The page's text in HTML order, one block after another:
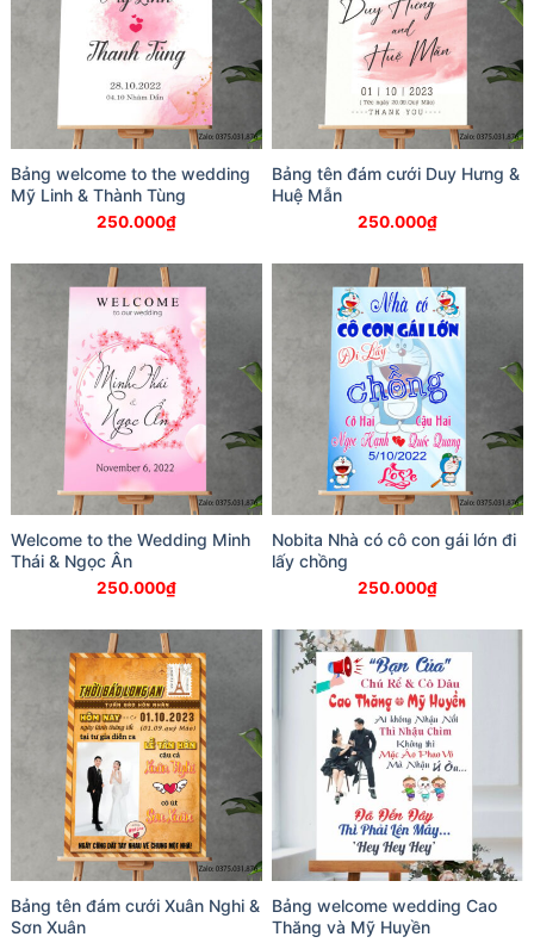
Bảng welcome to the wedding
Mỹ Linh & Thành Tùng
250.000₫
Bảng tên đám cưới Duy Hưng &
Huệ Mẫn
250.000₫
Welcome to the Wedding Minh
Thái & Ngọc Ân
250.000₫
Nobita Nhà có cô con gái lớn đi
lấy chồng
250.000₫
Bảng tên đám cưới Xuân Nghi &
Sơn Xuân
Bảng welcome wedding Cao
Thăng và Mỹ Huyền